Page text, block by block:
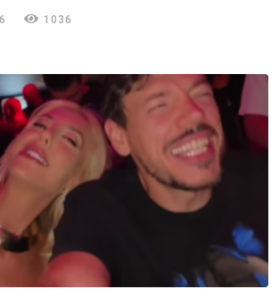
1036